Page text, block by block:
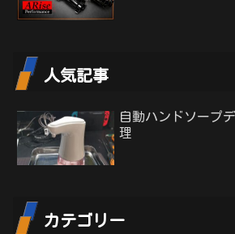
人気記事
自動ハンドソープ
理
カテゴリー